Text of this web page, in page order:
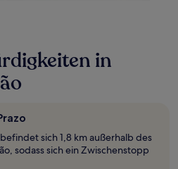
in
sich 1,8 km außerhalb des
sodass sich ein Zwischenstopp